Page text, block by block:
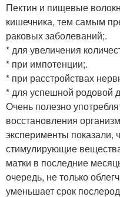
Пектин и пищевые
кишечника, тем самым
раковых заболеваний;.
* для увеличения
* при импотенции;.
* при расстройствах
* для успешной родовой
Очень полезно
восстановления
эксперименты показали,
стимулирующие
матки в последние
очередь, не только
уменьшает срок